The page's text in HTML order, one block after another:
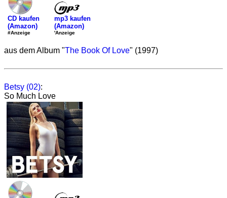
CD kaufen
(Amazon)
#Anzeige
mp3 kaufen
(Amazon)
'Anzeige
aus dem Album "The Book Of Love" (1997)
Betsy (02):
So Much Love